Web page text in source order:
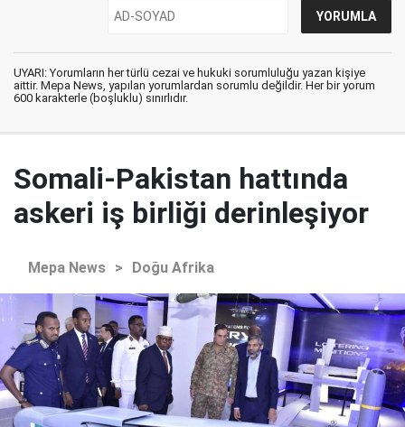
UYARI: Yorumların her türlü cezai ve hukuki sorumluluğu yazan kişiye
aittir. Mepa News, yapılan yorumlardan sorumlu değildir. Her bir yorum
600 karakterle (boşluklu) sınırlıdır.
Somali-Pakistan hattında
askeri iş birliği derinleşiyor
Mepa News > Doğu Afrika